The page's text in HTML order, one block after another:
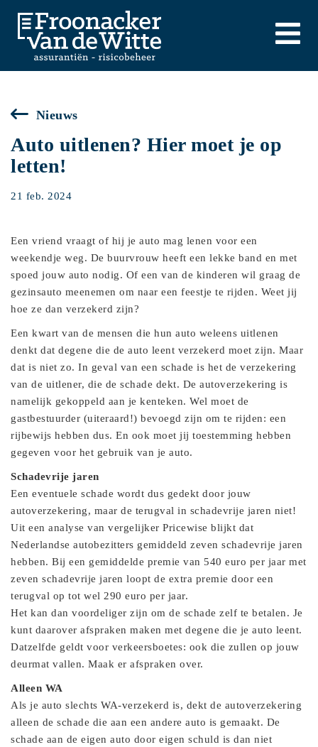
Nieuws
Auto uitlenen? Hier moet je op
letten!
21 feb. 2024
Een vriend vraagt of hij je auto mag lenen voor een
weekendje weg. De buurvrouw heeft een lekke band en met
spoed jouw auto nodig. Of een van de kinderen wil graag de
gezinsauto meenemen om naar een feestje te rijden. Weet jij
hoe ze dan verzekerd zijn?
Een kwart van de mensen die hun auto weleens uitlenen
denkt dat degene die de auto leent verzekerd moet zijn. Maar
dat is niet zo. In geval van een schade is het de verzekering
van de uitlener, die de schade dekt. De autoverzekering is
namelijk gekoppeld aan je kenteken. Wel moet de
gastbestuurder (uiteraard!) bevoegd zijn om te rijden: een
rijbewijs hebben dus. En ook moet jij toestemming hebben
gegeven voor het gebruik van je auto.
Schadevrije jaren
Een eventuele schade wordt dus gedekt door jouw
autoverzekering, maar de terugval in schadevrije jaren niet!
Uit een analyse van vergelijker Pricewise blijkt dat
Nederlandse autobezitters gemiddeld zeven schadevrije jaren
hebben. Bij een gemiddelde premie van 540 euro per jaar met
zeven schadevrije jaren loopt de extra premie door een
terugval op tot wel 290 euro per jaar.
Het kan dan voordeliger zijn om de schade zelf te betalen. Je
kunt daarover afspraken maken met degene die je auto leent.
Datzelfde geldt voor verkeersboetes: ook die zullen op jouw
deurmat vallen. Maak er afspraken over.
Alleen WA
Als je auto slechts WA-verzekerd is, dekt de autoverzekering
alleen de schade die aan een andere auto is gemaakt. De
schade aan de eigen auto door eigen schuld is dan niet